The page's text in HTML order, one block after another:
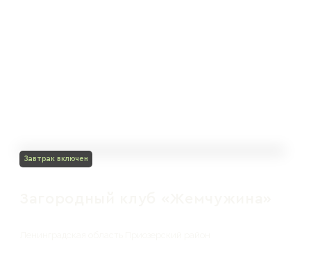
Завтрак включен